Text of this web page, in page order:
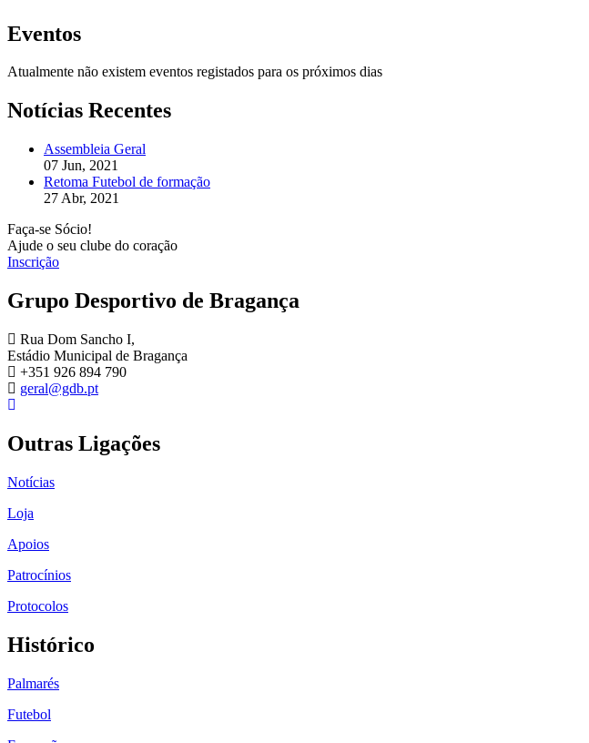
Eventos
Atualmente não existem eventos registados para os próximos dias
Notícias Recentes
Assembleia Geral
07 Jun, 2021
Retoma Futebol de formação
27 Abr, 2021
Faça-se Sócio!
Ajude o seu clube do coração
Inscrição
Grupo Desportivo de Bragança
Rua Dom Sancho I,
Estádio Municipal de Bragança
+351 926 894 790
geral@gdb.pt
Outras Ligações
Notícias
Loja
Apoios
Patrocínios
Protocolos
Histórico
Palmarés
Futebol